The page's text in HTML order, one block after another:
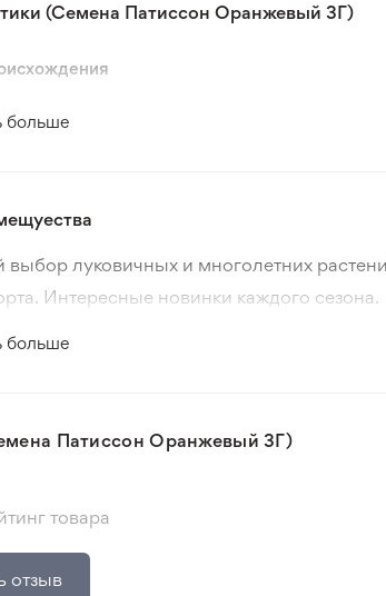
(Семена Патиссон Оранжевый 3Г)
больше
луковичных и многолетних
Интересные новинки каждого сезона.
сортов. Совпадение фотографии
больше
Патиссон Оранжевый 3Г)
товара
отзыв